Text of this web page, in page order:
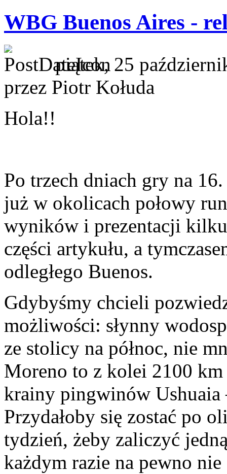
WBG Buenos Aires -
piątek, 25
przez Piotr Kołuda
Hola!!
Po trzech dniach gry na
już w okolicach połowy
wyników i prezentacji
części artykułu, a
odległego Buenos.
Gdybyśmy chcieli
możliwości: słynny
ze stolicy na północ, nie
Moreno to z kolei 2100 km
krainy pingwinów Ushuaia
Przydałoby się zostać po
tydzień, żeby zaliczyć
każdym razie na pewno